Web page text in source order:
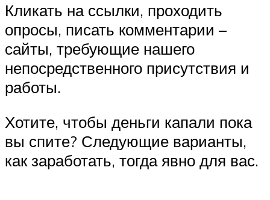
Кликать на ссылки, проходить
опросы, писать комментарии –
сайты, требующие нашего
непосредственного присутствия и
работы.
Хотите, чтобы деньги капали пока
вы спите? Следующие варианты,
как заработать, тогда явно для вас.